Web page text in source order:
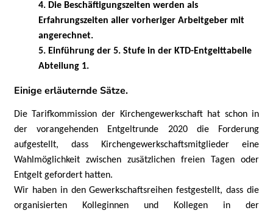
4. Die Beschäftigungszeiten werden als
Erfahrungszeiten aller vorheriger Arbeitgeber mit
angerechnet.
5. Einführung der 5. Stufe in der KTD-Entgelttabelle
Abteilung 1.
Einige erläuternde Sätze.
Die Tarifkommission der Kirchengewerkschaft hat schon in
der vorangehenden Entgeltrunde 2020 die Forderung
aufgestellt, dass Kirchengewerkschaftsmitglieder eine
Wahlmöglichkeit zwischen zusätzlichen freien Tagen
oder
Entgelt gefordert hatten.
Wir haben in den Gewerkschaftsreihen festgestellt, dass die
organisierten Kolleginnen und Kollegen in der